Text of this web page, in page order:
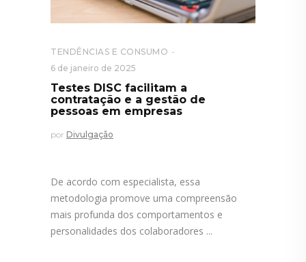
TENDÊNCIAS E CONSUMO
6 de janeiro de 2025
Testes DISC facilitam a
contratação e a gestão de
pessoas em empresas
por Divulgação
De acordo com especialista, essa
metodologia promove uma compreensão
mais profunda dos comportamentos e
personalidades dos colaboradores